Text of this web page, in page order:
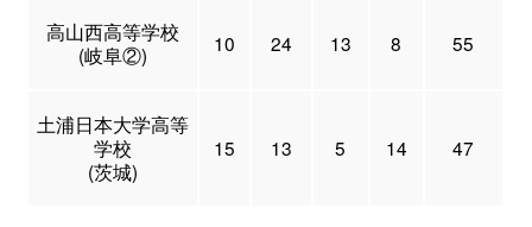
高山西高等学校
(岐阜②)
10 24 13 8 55
土浦日本大学高等
学校
(茨城)
15 13 5 14 47